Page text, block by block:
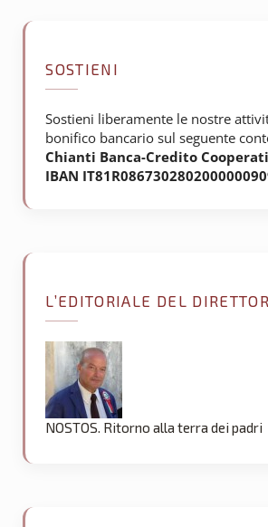
SOSTIENI
Sostieni liberamente le nostre
bonifico bancario sul seguente
Chianti Banca-Credito
IBAN
L’EDITORIALE DEL
NOSTOS. Ritorno alla terra dei padri